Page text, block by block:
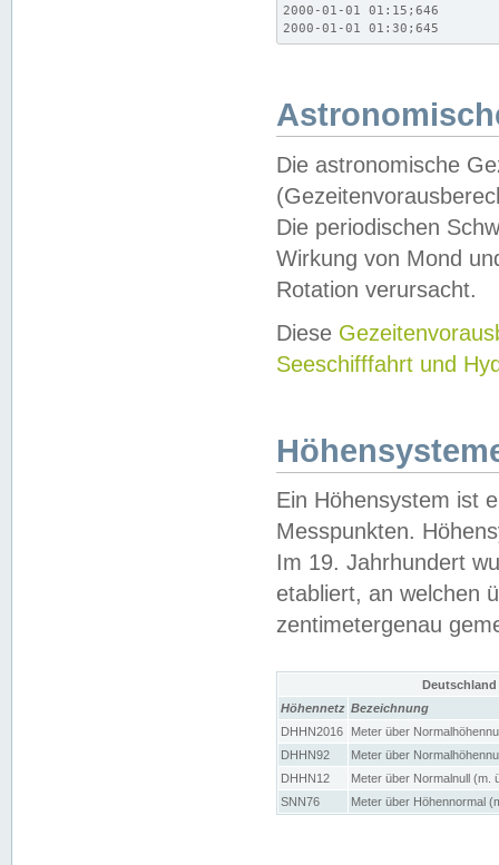
2000-01-01 01:15;646
2000-01-01 01:30;645
Die astronomische
Die periodischen
Wirkung von Mond
Rotation verursacht.
Diese
Seeschifffahrt und
Ein Höhensystem ist
Messpunkten.
Im 19. Jahrhundert
etabliert, an welchen
zentimetergenau
Höhennetz Bezeichnung
DHHN2016
Meter über
DHHN92
Meter über
DHHN12
Meter über Normalnull (m.
SNN76
Meter über Höhennormal